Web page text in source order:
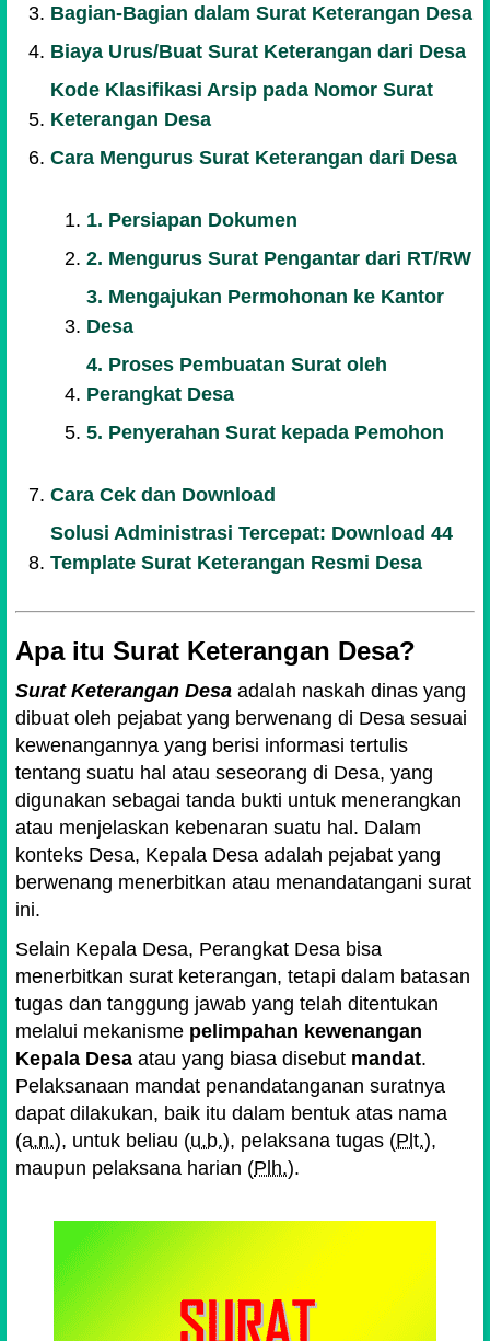
Bagian-Bagian dalam Surat Keterangan Desa
Biaya Urus/Buat Surat Keterangan dari Desa
Kode Klasifikasi Arsip pada Nomor Surat
Keterangan Desa
Cara Mengurus Surat Keterangan dari Desa
1. Persiapan Dokumen
2. Mengurus Surat Pengantar dari RT/RW
3. Mengajukan Permohonan ke Kantor
Desa
4. Proses Pembuatan Surat oleh
Perangkat Desa
5. Penyerahan Surat kepada Pemohon
Cara Cek dan Download
Solusi Administrasi Tercepat: Download 44
Template Surat Keterangan Resmi Desa
Apa itu Surat Keterangan Desa?
Surat Keterangan Desa adalah naskah dinas yang
dibuat oleh pejabat yang berwenang di Desa sesuai
kewenangannya yang berisi informasi tertulis
tentang suatu hal atau seseorang di Desa, yang
digunakan sebagai tanda bukti untuk menerangkan
atau menjelaskan kebenaran suatu hal. Dalam
konteks Desa, Kepala Desa adalah pejabat yang
berwenang menerbitkan atau menandatangani surat
ini.
Selain Kepala Desa, Perangkat Desa bisa
menerbitkan surat keterangan, tetapi dalam batasan
tugas dan tanggung jawab yang telah ditentukan
melalui mekanisme pelimpahan kewenangan
Kepala Desa atau yang biasa disebut mandat.
Pelaksanaan mandat penandatanganan suratnya
dapat dilakukan, baik itu dalam bentuk atas nama
(a.n.), untuk beliau (u.b.), pelaksana tugas (Plt.),
maupun pelaksana harian (Plh.).